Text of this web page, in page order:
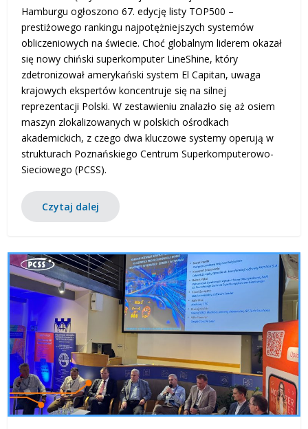
Hamburgu ogłoszono 67. edycję listy TOP500 –
prestiżowego rankingu najpotężniejszych systemów
obliczeniowych na świecie. Choć globalnym liderem okazał
się nowy chiński superkomputer LineShine, który
zdetronizował amerykański system El Capitan, uwaga
krajowych ekspertów koncentruje się na silnej
reprezentacji Polski. W zestawieniu znalazło się aż osiem
maszyn zlokalizowanych w polskich ośrodkach
akademickich, z czego dwa kluczowe systemy operują w
strukturach Poznańskiego Centrum Superkomputerowo-
Sieciowego (PCSS).
Czytaj dalej